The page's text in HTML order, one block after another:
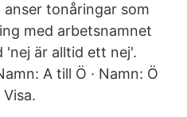
tonåringar som
med arbetsnamnet
'nej är alltid ett nej'.
A till Ö · Namn: Ö